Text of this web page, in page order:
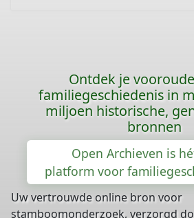
Ontdek je
familiegeschiedenis in
miljoen historische,
bronnen
Open Archieven is
platform voor
Uw vertrouwde online bron voor
stamboomonderzoek, verzorgd